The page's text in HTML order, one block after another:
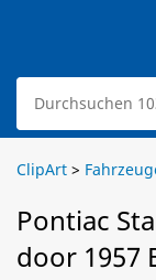
ClipArt >
Pontiac
door 1957